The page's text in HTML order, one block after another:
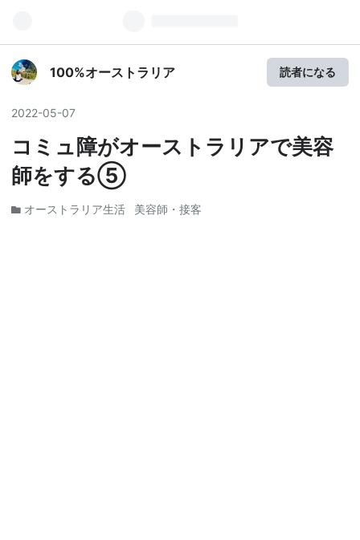
100%オーストラリア 読者になる
2022-05-07
コミュ障がオーストラリアで美容
師をする⑤
オーストラリア生活 美容師・接客